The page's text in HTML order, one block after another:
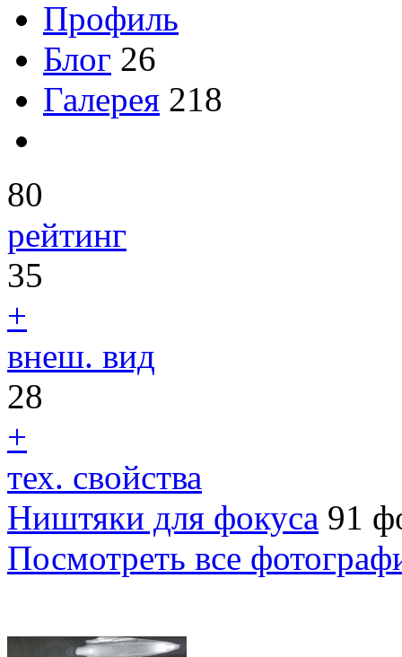
Профиль
Блог 26
Галерея 218
80
рейтинг
35
+
внеш. вид
28
+
тех. свойства
Ништяки для фокуса 91
Посмотреть все